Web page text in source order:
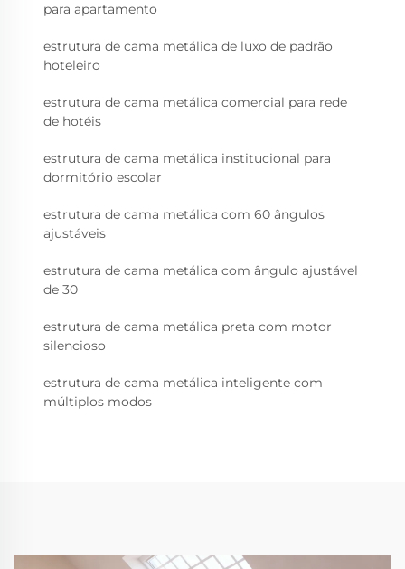
para apartamento
estrutura de cama metálica de luxo de padrão
hoteleiro
estrutura de cama metálica comercial para rede
de hotéis
estrutura de cama metálica institucional para
dormitório escolar
estrutura de cama metálica com 60 ângulos
ajustáveis
estrutura de cama metálica com ângulo ajustável
de 30
estrutura de cama metálica preta com motor
silencioso
estrutura de cama metálica inteligente com
múltiplos modos